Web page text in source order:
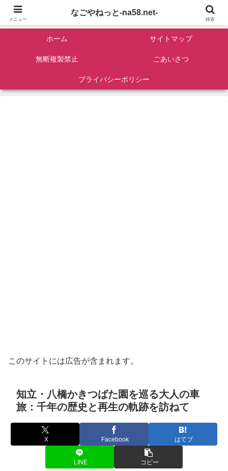
名古屋を中心に全国観光名所紹介/バンコンDIY/ゴロマル・よっちゃん夫婦のド
ホーム サイトマップ
無断複製禁止 ごあいさつ
プライバシーポリシー
このサイトには広告が含まれます。
知立・八橋かきつばた園を巡る大人の車
旅：千年の歴史と再生の軌跡を訪ねて
X Facebook はてブ
LINE コピー
メニュー
なごやねっと-na58.net-
検索